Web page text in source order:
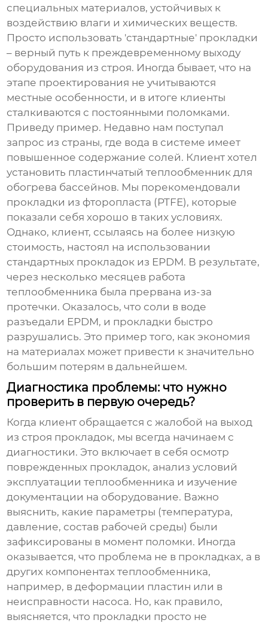
специальных материалов, устойчивых к
воздействию влаги и химических веществ.
Просто использовать 'стандартные' прокладки
– верный путь к преждевременному выходу
оборудования из строя. Иногда бывает, что на
этапе проектирования не учитываются
местные особенности, и в итоге клиенты
сталкиваются с постоянными поломками.
Приведу пример. Недавно нам поступал
запрос из страны, где вода в системе имеет
повышенное содержание солей. Клиент хотел
установить пластинчатый теплообменник для
обогрева бассейнов. Мы порекомендовали
прокладки из фторопласта (PTFE), которые
показали себя хорошо в таких условиях.
Однако, клиент, ссылаясь на более низкую
стоимость, настоял на использовании
стандартных прокладок из EPDM. В результате,
через несколько месяцев работа
теплообменника была прервана из-за
протечки. Оказалось, что соли в воде
разъедали EPDM, и прокладки быстро
разрушались. Это пример того, как экономия
на материалах может привести к значительно
большим потерям в дальнейшем.
Диагностика проблемы: что нужно
проверить в первую очередь?
Когда клиент обращается с жалобой на выход
из строя прокладок, мы всегда начинаем с
диагностики. Это включает в себя осмотр
поврежденных прокладок, анализ условий
эксплуатации теплообменника и изучение
документации на оборудование. Важно
выяснить, какие параметры (температура,
давление, состав рабочей среды) были
зафиксированы в момент поломки. Иногда
оказывается, что проблема не в прокладках, а в
других компонентах теплообменника,
например, в деформации пластин или в
неисправности насоса. Но, как правило,
выясняется, что прокладки просто не